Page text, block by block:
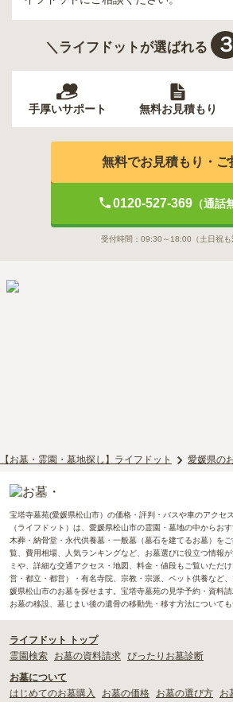
＼ライフドットが選ばれる ３
手厚いサポート 無料お見積もり
無料でお見積もり・ご
0120-527-369（通話
受付時間： 09:30～18:00 （土日祝も
【お墓・霊園・墓地探し】ライフドット 愛媛県の
宝塔寺墓苑(愛媛県松山市）の価格・評判・バスや車のアクセ
（ライフドット）は、愛媛県松山市の霊園・墓地の中からお
木葬・納骨堂・永代供養墓・一般墓（墓石を建てるお墓）を
覧、費用相場、人気ランキングなど、お墓選びに役立つ情報
ミや、詳細な交通アクセス・地図、料金・値段もご覧いただ
営・都立・都営）・有名寺院、宗教・宗派、ペット供養など
媛県松山市のお墓を探せます。宝塔寺墓苑の見学予約・資料請
お墓の移設、墓じまい後の遺骨の移動先・移す方法についても
ライフドット トップ
霊園検索
お墓の資料請求 ぴったりお墓診断
お墓について
はじめてのお墓購入
お墓の価格 お墓の選び方
お